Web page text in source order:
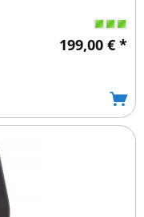
199,00 € *